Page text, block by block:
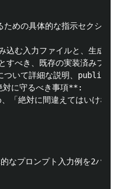
対に守るべき事項** :